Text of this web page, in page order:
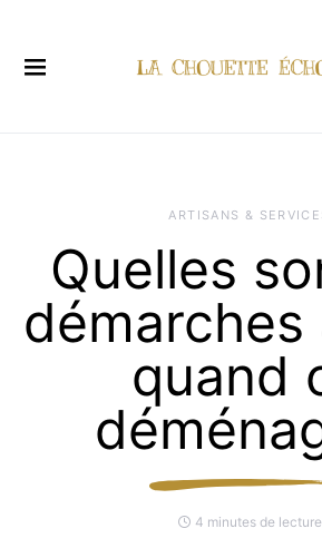
ARTISANS &
Quelles
démarches
quand
4 minutes de lecture